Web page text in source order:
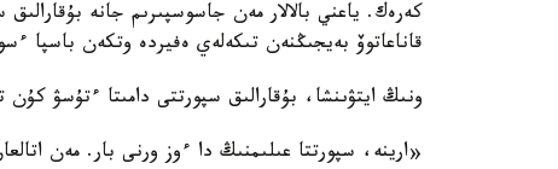
كەرەك. ياعني بالالار مەن جاسوسپىرىم جانە
قاناعاتوۆ بەيجىڭنەن تىكەلەي ەفيردە وتكەن باسپا
ونىڭ ايتۋىنشا، بۇقارالىق سپورتتى دامىتا ءتۇسۋ كۇن
«ارينە، سپورتتا عىلىمنىڭ دا ءوز ورنى بار. مەن